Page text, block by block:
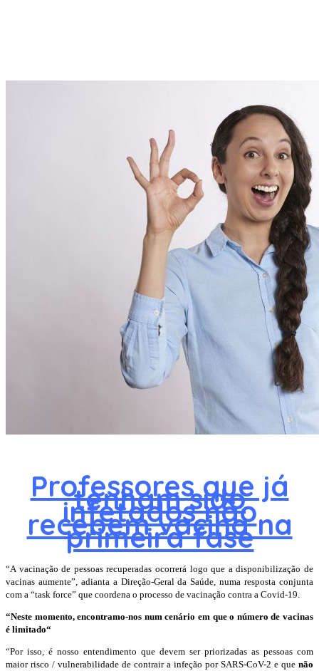
Professores que já
tenham sido
infetados não
recebem vacina na
primeira fase
“A vacinação de pessoas recuperadas ocorrerá logo que a disponibilização de
vacinas aumente”, adianta a Direção-Geral da Saúde, numa resposta conjunta
com a “task force” que coordena o processo de vacinação contra a Covid-19.
“Neste momento, encontramo-nos num cenário em queo número de vacinas
é limitado“
“Por isso, é nosso entendimento que devem ser priorizadas as pessoas com
maior risco / vulnerabilidade de contrair a infeção por SARS-CoV-2 e que não